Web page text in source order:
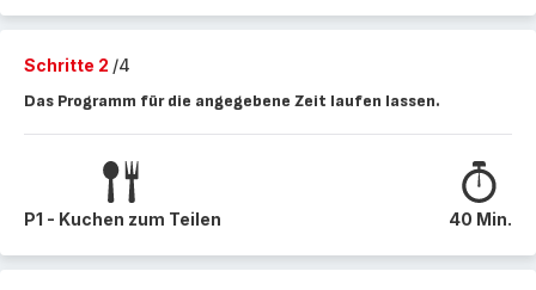
Schritte 2 /4
Das Programm für die angegebene Zeit laufen lassen.
P1 - Kuchen zum Teilen 40 Min.